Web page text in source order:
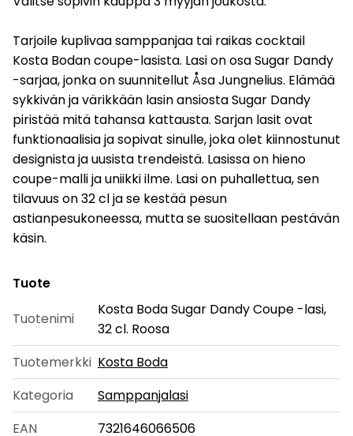
Tarjoile kuplivaa samppanjaa tai raikas cocktail
Kosta Bodan coupe-lasista. Lasi on osa Sugar Dandy
-sarjaa, jonka on suunnitellut Åsa Jungnelius. Elämää
sykkivän ja värikkään lasin ansiosta Sugar Dandy
piristää mitä tahansa kattausta. Sarjan lasit ovat
funktionaalisia ja sopivat sinulle, joka olet kiinnostunut
designista ja uusista trendeistä. Lasissa on hieno
coupe-malli ja uniikki ilme. Lasi on puhallettua, sen
tilavuus on 32 cl ja se kestää pesun
astianpesukoneessa, mutta se suositellaan pestävän
käsin.
Tuote
Tuotenimi
Kosta Boda Sugar Dandy Coupe -lasi,
32 cl. Roosa
Tuotemerkki Kosta Boda
Kategoria
Samppanjalasi
EAN
7321646066506